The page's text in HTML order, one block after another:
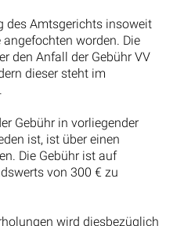
des Amtsgerichts insoweit
worden. Die
den Anfall der Gebühr VV
dieser steht im
Gebühr in vorliegender
ist, ist über einen
Die Gebühr ist auf
von 300 € zu
wird diesbezüglich